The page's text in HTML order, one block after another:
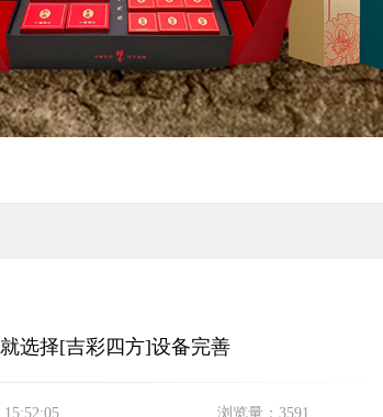
选择[吉彩四方]设备完善
15:52:05 浏览量： 3591